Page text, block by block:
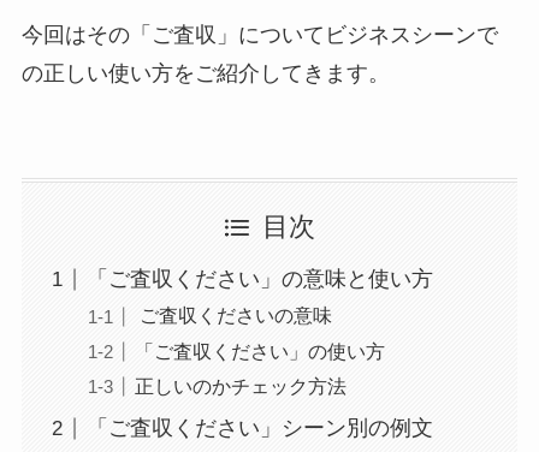
今回はその「ご査収」についてビジネスシーンで
の正しい使い方をご紹介してきます。
目次
「ご査収ください」の意味と使い方
ご査収くださいの意味
「ご査収ください」の使い方
正しいのかチェック方法
「ご査収ください」シーン別の例文